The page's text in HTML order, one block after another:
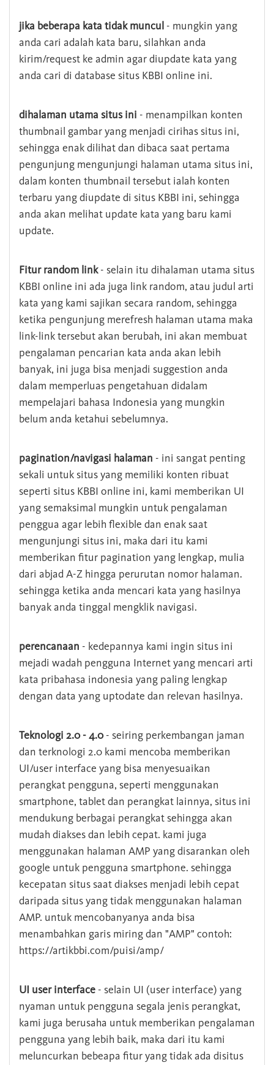
jika beberapa kata tidak muncul - mungkin yang
anda cari adalah kata baru, silahkan anda
kirim/request ke admin agar diupdate kata yang
anda cari di database situs KBBI online ini.
dihalaman utama situs ini - menampilkan konten
thumbnail gambar yang menjadi cirihas situs ini,
sehingga enak dilihat dan dibaca saat pertama
pengunjung mengunjungi halaman utama situs ini,
dalam konten thumbnail tersebut ialah konten
terbaru yang diupdate di situs KBBI ini, sehingga
anda akan melihat update kata yang baru kami
update.
Fitur random link- selain itu dihalaman utama situs
KBBI online ini ada juga link random, atau judul arti
kata yang kami sajikan secara random, sehingga
ketika pengunjung merefresh halaman utama maka
link-link tersebut akan berubah, ini akan membuat
pengalaman pencarian kata anda akan lebih
banyak, ini juga bisa menjadi suggestion anda
dalam memperluas pengetahuan didalam
mempelajari bahasa Indonesia yang mungkin
belum anda ketahui sebelumnya.
pagination/navigasi halaman - ini sangat penting
sekali untuk situs yang memiliki konten ribuat
seperti situs KBBI online ini, kami memberikan UI
yang semaksimal mungkin untuk pengalaman
penggua agar lebih flexible dan enak saat
mengunjungi situs ini, maka dari itu kami
memberikan fitur pagination yang lengkap, mulia
dari abjad A-Z hingga perurutan nomor halaman.
sehingga ketika anda mencari kata yang hasilnya
banyak anda tinggal mengklik navigasi.
perencanaan - kedepannya kami ingin situs ini
mejadi wadah pengguna Internet yang mencari arti
kata pribahasa indonesia yang paling lengkap
dengan data yang uptodate dan relevan hasilnya.
Teknologi 2.0 - 4.0- seiring perkembangan jaman
dan terknologi 2.0 kami mencoba memberikan
UI/user interface yang bisa menyesuaikan
perangkat pengguna, seperti menggunakan
smartphone, tablet dan perangkat lainnya, situs ini
mendukung berbagai perangkat sehingga akan
mudah diakses dan lebih cepat. kami juga
menggunakan halaman AMP yang disarankan oleh
google untuk pengguna smartphone. sehingga
kecepatan situs saat diakses menjadi lebih cepat
daripada situs yang tidak menggunakan halaman
AMP. untuk mencobanyanya anda bisa
menambahkan garis miring dan "AMP" contoh:
https://artikbbi.com/puisi/amp/
UI user interface - selain UI (user interface) yang
nyaman untuk pengguna segala jenis perangkat,
kami juga berusaha untuk memberikan pengalaman
pengguna yang lebih baik, maka dari itu kami
meluncurkan bebeapa fitur yang tidak ada disitus